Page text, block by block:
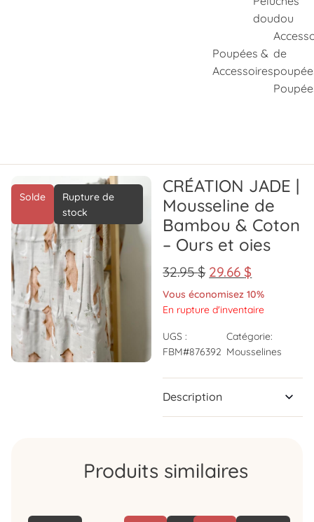
doudou
Poupées &
Accessoires
de
Solde
Rupture de
stock
CRÉATION JADE |
Mousseline de
Bambou & Coton
– Ours et oies
32.95$ 29.66$
Vous économisez 10%
En rupture d'inventaire
UGS :
FBM#876392
Catégorie:
Mousselines
Description
Produits similaires